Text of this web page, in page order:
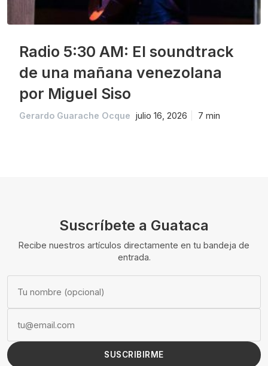
Radio 5:30 AM: El soundtrack
de una mañana venezolana
por Miguel Siso
Gerardo Guarache Ocque julio 16, 2026 7 min
Suscríbete a Guataca
Recibe nuestros artículos directamente en tu bandeja de
entrada.
SUSCRIBIRME